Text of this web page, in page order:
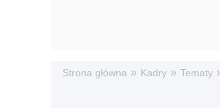
Strona główna » Kadry » Tematy